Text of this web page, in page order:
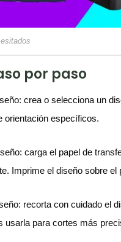
por paso
crea o selecciona un
orientación específicos.
carga el papel de
Imprime el diseño sobre
recorta con cuidado el
usarla para cortes más